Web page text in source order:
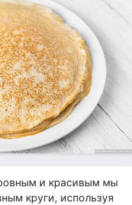
и красивым мы
круги, используя